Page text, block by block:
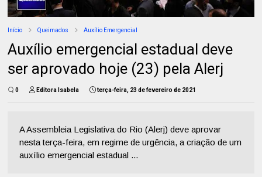
Início Queimados Auxílio Emergencial
Auxílio emergencial estadual deve
ser aprovado hoje (23) pela Alerj
0 Editora Isabela terça-feira, 23 de fevereiro de 2021
A Assembleia Legislativa do Rio (Alerj) deve aprovar
nesta terça-feira, em regime de urgência, a criação de um
auxílio emergencial estadual ...